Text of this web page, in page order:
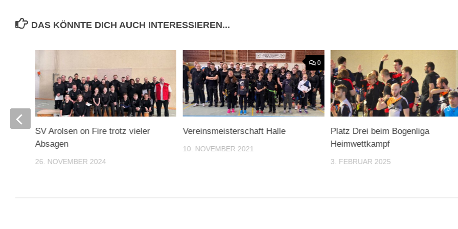
DAS KÖNNTE DICH AUCH INTERESSIEREN...
0
Vereinsmeisterschaft Halle
10. NOVEMBER 2021
Platz Drei beim Bogenliga
Heimwettkampf
3. FEBRUAR 2025
SV Arolsen on Fire trotz vieler
Absagen
26. NOVEMBER 2024